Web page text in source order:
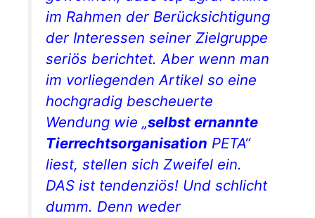
im Rahmen der Berücksichtigung
der Interessen seiner Zielgruppe
seriös berichtet. Aber wenn man
im vorliegenden Artikel so eine
hochgradig bescheuerte
Wendung wie „selbst ernannte
Tierrechtsorganisation PETA“
liest, stellen sich Zweifel ein.
DAS ist tendenziös! Und schlicht
dumm. Denn weder